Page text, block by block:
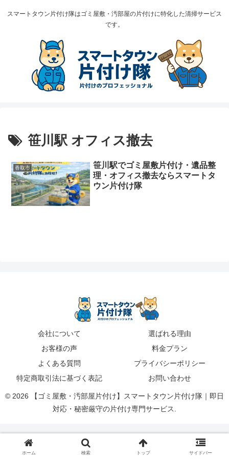
スマートタウン片付け隊はゴミ屋敷・汚部屋の片付けに特化した清掃サービス
です。
笹川駅 オフィス撤去
香取市
笹川駅でゴミ屋敷片付け・遺品整
理・オフィス撤去ならスマートタ
ウン片付け隊
会社について
選ばれる理由
お客様の声
料金プラン
よくある質問
プライバシーポリシー
特定商取引法に基づく表記
お問い合わせ
© 2026 【ゴミ屋敷・汚部屋片付け】スマートタウン片付け隊｜即日
対応・秘密厳守の片付け専門サービス.
ホーム 検索 トップ サイドバー